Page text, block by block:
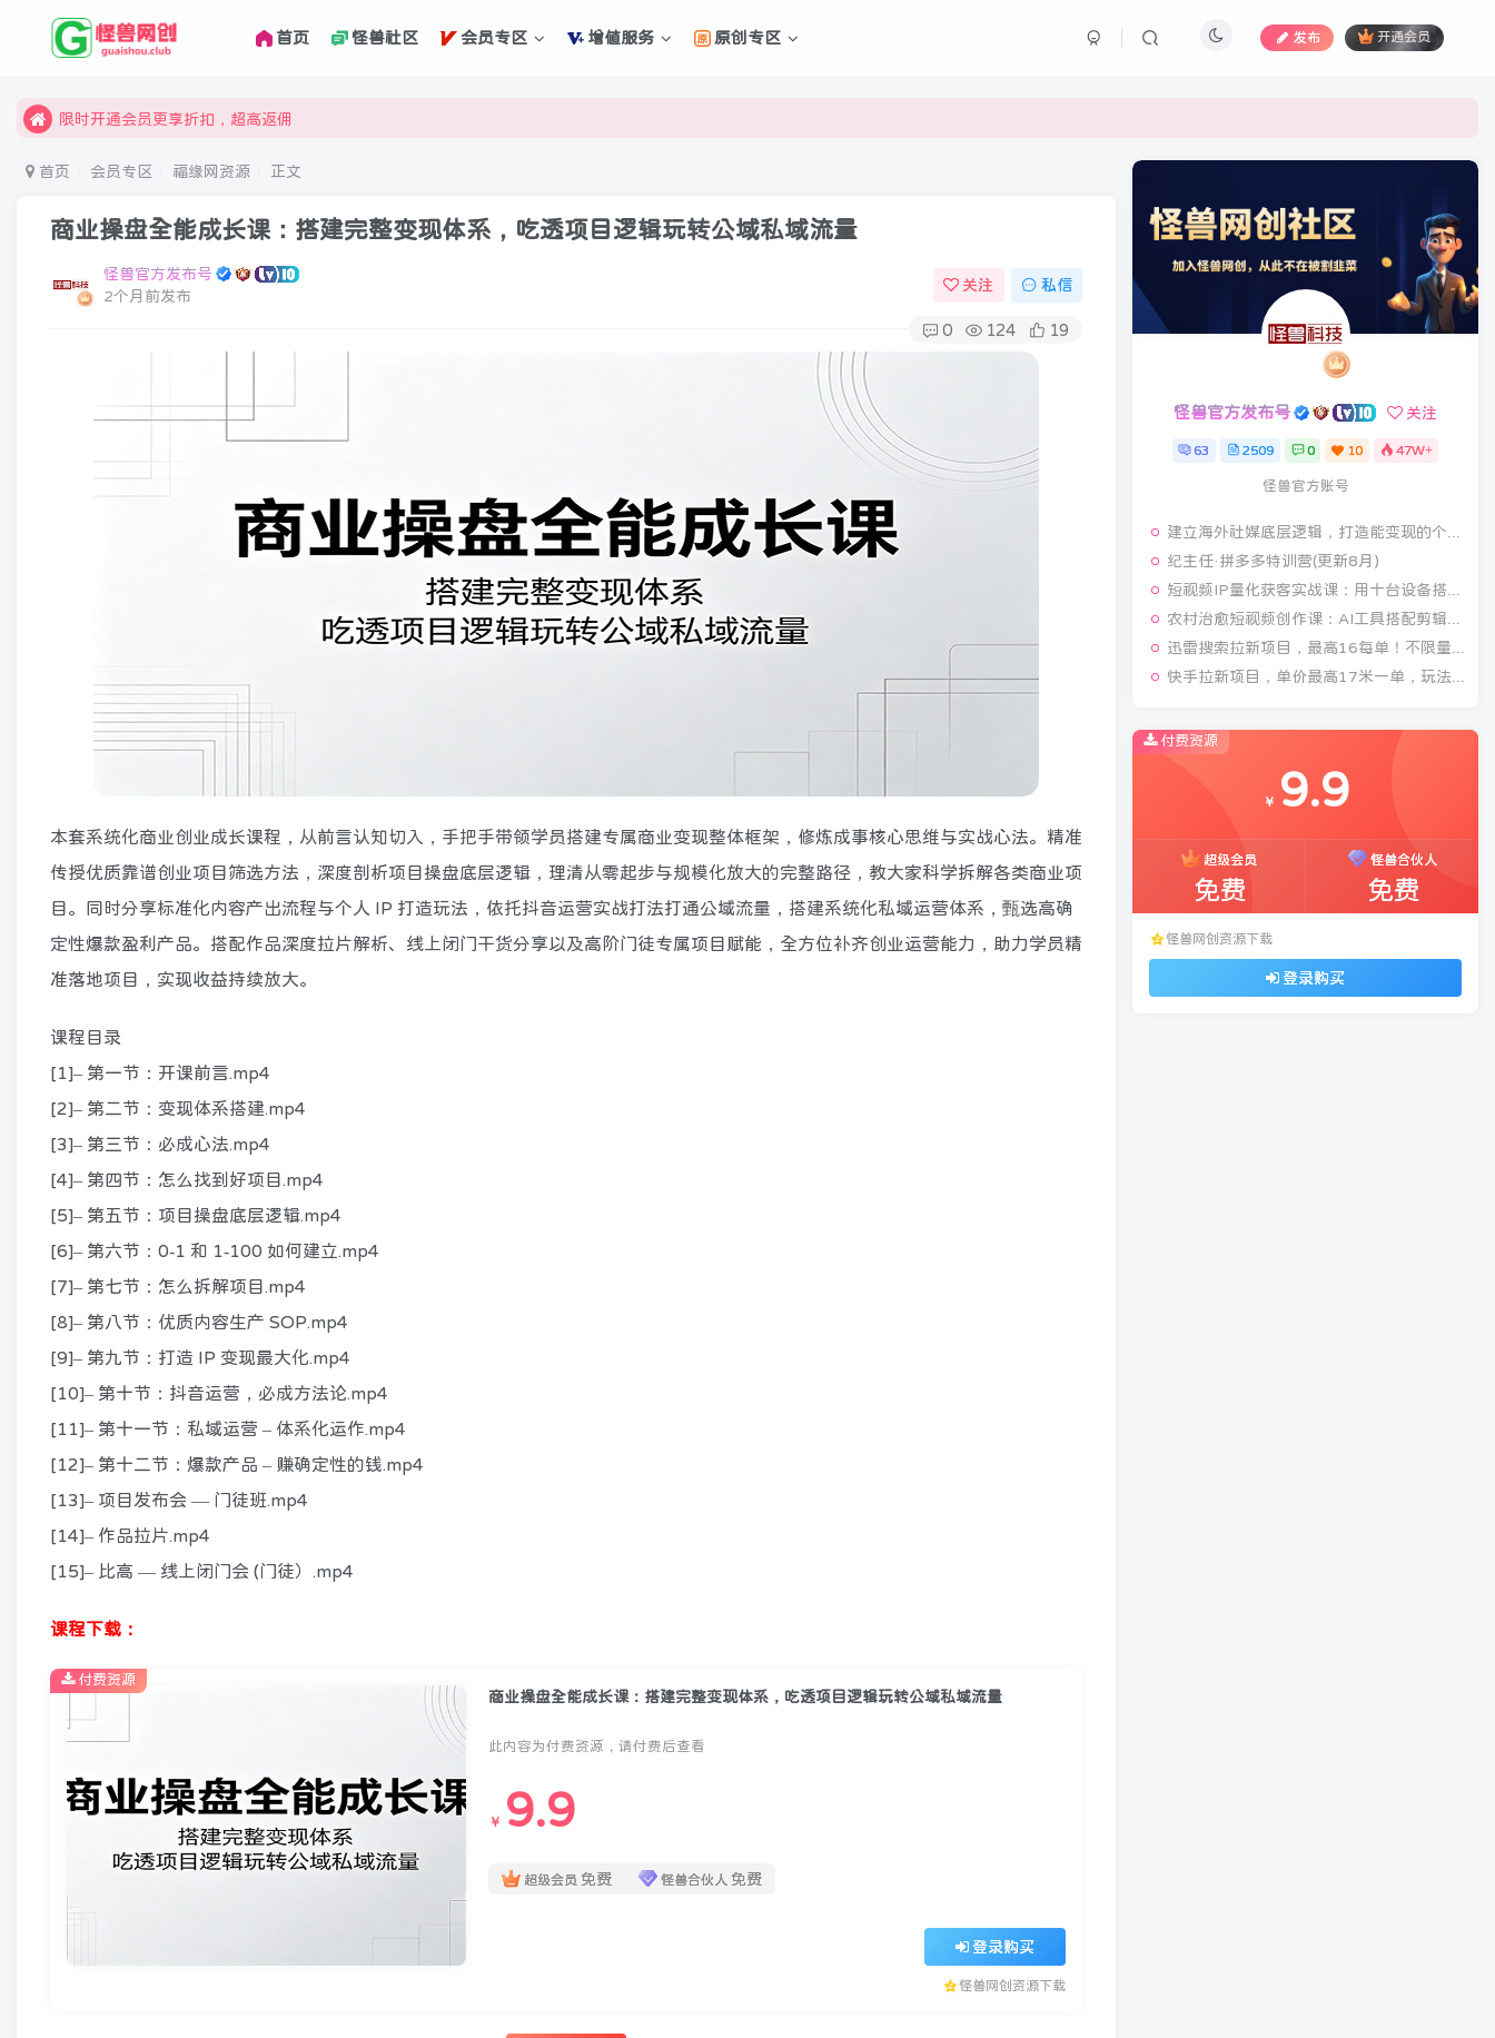
首页 怪兽社区 会员专区 增值服务 原创专区 发布 开通会员
汇集各领域的创新者、创业者和副业经营者，共同探索创业和创新的未来
限时开通会员更享折扣，超高返佣
首页 会员专区 福缘网资源 正文
商业操盘全能成长课：搭建完整变现体系，吃透项目逻辑玩转公域私域流量
怪兽官方发布号
2个月前发布
关注 私信
0 124 19
本套系统化商业创业成长课程，从前言认知切入，手把手带领学员搭建专属商业变现整体框架，修炼成事核心思维与实战心法。精准
传授优质靠谱创业项目筛选方法，深度剖析项目操盘底层逻辑，理清从零起步与规模化放大的完整路径，教大家科学拆解各类商业项
目。同时分享标准化内容产出流程与个人 IP 打造玩法，依托抖音运营实战打法打通公域流量，搭建系统化私域运营体系，甄选高确
定性爆款盈利产品。搭配作品深度拉片解析、线上闭门干货分享以及高阶门徒专属项目赋能，全方位补齐创业运营能力，助力学员精
准落地项目，实现收益持续放大。
课程目录
[1]– 第一节：开课前言.mp4
[2]– 第二节：变现体系搭建.mp4
[3]– 第三节：必成心法.mp4
[4]– 第四节：怎么找到好项目.mp4
[5]– 第五节：项目操盘底层逻辑.mp4
[6]– 第六节：0-1 和 1-100 如何建立.mp4
[7]– 第七节：怎么拆解项目.mp4
[8]– 第八节：优质内容生产 SOP.mp4
[9]– 第九节：打造 IP 变现最大化.mp4
[10]– 第十节：抖音运营，必成方法论.mp4
[11]– 第十一节：私域运营 – 体系化运作.mp4
[12]– 第十二节：爆款产品 – 赚确定性的钱.mp4
[13]– 项目发布会 — 门徒班.mp4
[14]– 作品拉片.mp4
[15]– 比高 — 线上闭门会 (门徒）.mp4
课程下载：
商业操盘全能成长课：搭建完整变现体系，吃透项目逻辑玩转公域私域流量
此内容为付费资源，请付费后查看
￥ 9.9
超级会员 免费 怪兽合伙人 免费
登录购买
怪兽网创资源下载
付费资源
怪兽官方发布号 关注
63 2509 0 10 47W+
怪兽官方账号
纪主任·拼多多特训营(更新8月)
付费资源
￥ 9.9
超级会员
免费
怪兽合伙人
免费
怪兽网创资源下载
登录购买